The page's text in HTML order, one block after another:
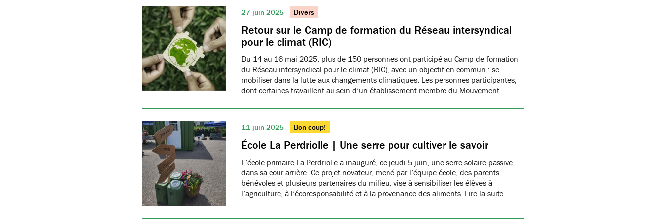
27 juin 2025 Divers
Retour sur le Camp de formation du Réseau intersyndical
pour le climat (RIC)
Du 14 au 16 mai 2025, plus de 150 personnes ont participé au Camp de formation
du Réseau intersyndical pour le climat (RIC), avec un objectif en commun : se
mobiliser dans la lutte aux changements climatiques. Les personnes participantes,
dont certaines travaillent au sein d’un établissement membre du Mouvement…
11 juin 2025 Bon coup!
École La Perdriolle | Une serre pour cultiver le savoir
L’école primaire La Perdriolle a inauguré, ce jeudi 5 juin, une serre solaire passive
dans sa cour arrière. Ce projet novateur, mené par l’équipe-école, des parents
bénévoles et plusieurs partenaires du milieu, vise à sensibiliser les élèves à
l’agriculture, à l’écoresponsabilité et à la provenance des aliments. Lire la suite…